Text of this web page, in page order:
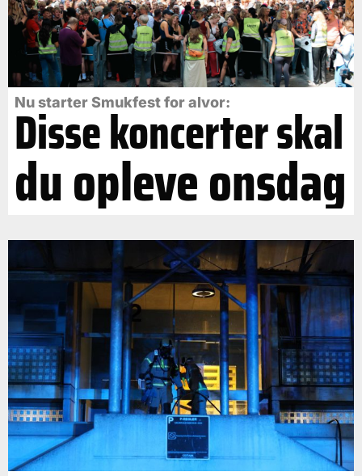
Nu starter Smukfest for alvor:
Disse koncerter skal
du opleve onsdag